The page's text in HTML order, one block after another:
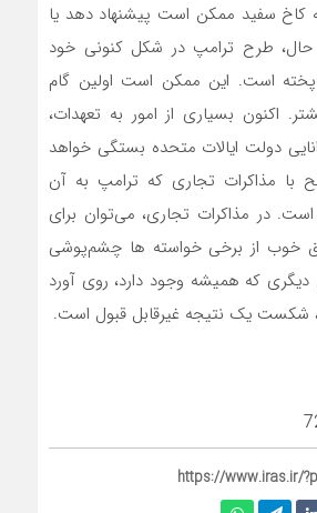
کاخ سفید ممکن است پیشنهاد دهد یا
طرح ترامپ در شکل کنونی خود
است. این ممکن است اولین گام
اکنون بسیاری از امور به تعهدات،
دولت ایالات متحده بستگی خواهد
با مذاکرات تجاری که ترامپ به آن
است. در مذاکرات تجاری، می‌توان برای
خوب از برخی خواسته ها چشم‌پوشی
که همیشه وجود دارد، روی آورد
شکست یک نتیجه غیرقابل قبول است.
https://www.iras.ir/